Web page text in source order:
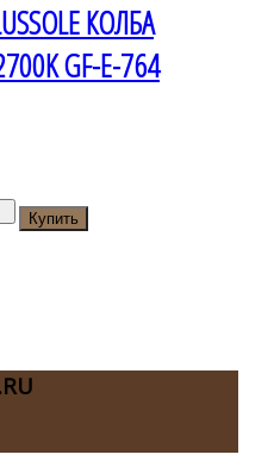
КОЛБА
GF-E-764